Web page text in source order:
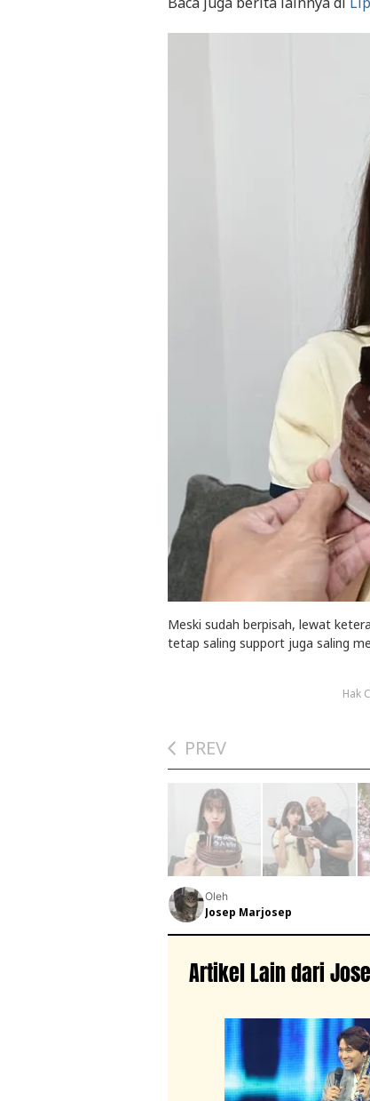
Meski sudah berpisah, lewat
tetap saling support juga saling
Hak
PREV
Oleh
Josep Marjosep
Artikel Lain dari